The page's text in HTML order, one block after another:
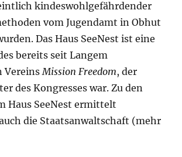
kindeswohlgefährdender
vom Jugendamt in Obhut
Das Haus SeeNest ist eine
bereits seit Langem
VereinsMission Freedom, der
des Kongresses war. Zu den
Haus SeeNest ermittelt
die Staatsanwaltschaft (mehr